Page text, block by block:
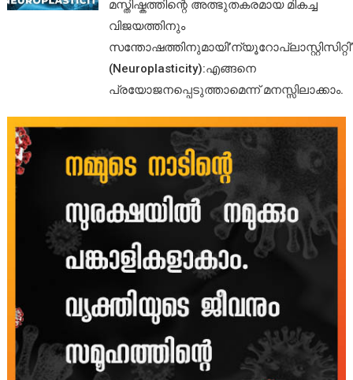
മസ്തിഷ്കത്തിന്റെ അത്ഭുതകരമായ മികച്ച
വിജയത്തിനും
സന്തോഷത്തിനുമായി’ന്യൂറോപ്ലാസ്റ്റിസിറ്റി’
(Neuroplasticity):എങ്ങനെ
പ്രയോജനപ്പെടുത്താമെന്ന് മനസ്സിലാക്കാം.